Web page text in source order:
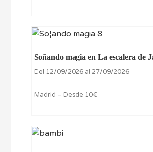
Soñando magia en La escalera de
Del 12/09/2026 al 27/09/2026
Madrid – Desde 10€